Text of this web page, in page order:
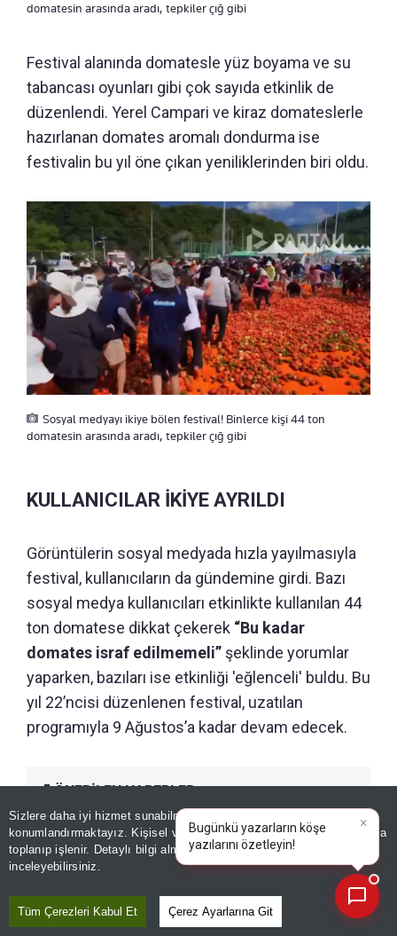
Sizlere daha iyi hizmet sunabilmek adına sitemizde
konumlandırmaktayız. Kişisel verileriniz, KVKK ve GDPR kapsamında
toplanıp işlenir. Detaylı bilgi almak içinAydınlatma Metnimizi
inceleyebilirsiniz.
Tüm Çerezleri Kabul Et Çerez Ayarlarına Git
domatesin arasında aradı, tepkiler çığ gibi
Festival alanında domatesle yüz boyama ve su
tabancası oyunları gibi çok sayıda etkinlik de
düzenlendi. Yerel Campari ve kiraz domateslerle
hazırlanan domates aromalı dondurma ise
festivalin bu yıl öne çıkan yeniliklerinden biri oldu.
Sosyal medyayı ikiye bölen festival! Binlerce kişi 44 ton
domatesin arasında aradı, tepkiler çığ gibi
KULLANICILAR İKİYE AYRILDI
Görüntülerin sosyal medyada hızla yayılmasıyla
festival, kullanıcıların da gündemine girdi. Bazı
sosyal medya kullanıcıları etkinlikte kullanılan 44
ton domatese dikkat çekerek “Bu kadar
domates israf edilmemeli” şeklinde yorumlar
yaparken, bazıları ise etkinliği 'eğlenceli' buldu. Bu
yıl 22’ncisi düzenlenen festival, uzatılan
programıyla 9 Ağustos’a kadar devam edecek.
ÖNERİLEN HABERLER
DÜNYA
Yeni havalimanında pes
dedirten görüntüler! Bitkileri
|